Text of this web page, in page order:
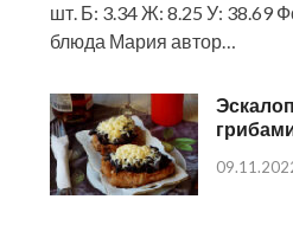
шт. Б: 3.34 Ж: 8.25 У: 38.69
блюда Мария автор…